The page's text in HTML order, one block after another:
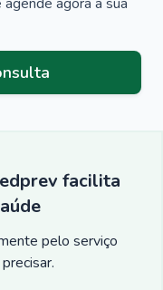
facilita
pelo serviço